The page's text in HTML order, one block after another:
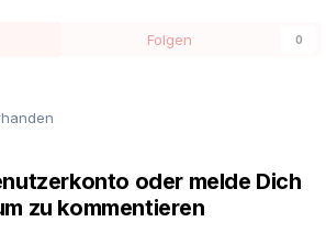
Folgen 0
oder melde Dich
zu kommentieren